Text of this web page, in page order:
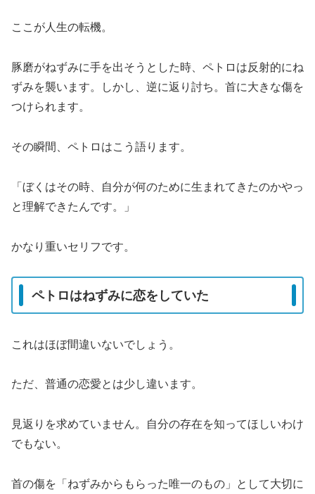
ここが人生の転機。
豚磨がねずみに手を出そうとした時、ペトロは反射的にね
ずみを襲います。しかし、逆に返り討ち。首に大きな傷を
つけられます。
その瞬間、ペトロはこう語ります。
「ぼくはその時、自分が何のために生まれてきたのかやっ
と理解できたんです。」
かなり重いセリフです。
ペトロはねずみに恋をしていた
これはほぼ間違いないでしょう。
ただ、普通の恋愛とは少し違います。
見返りを求めていません。自分の存在を知ってほしいわけ
でもない。
首の傷を「ねずみからもらった唯一のもの」として大切に